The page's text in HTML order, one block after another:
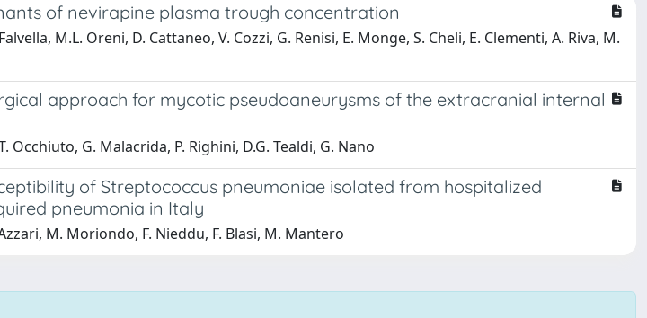
of nevirapine plasma trough concentration
M.L. Oreni, D. Cattaneo, V. Cozzi, G. Renisi, E. Monge, S. Cheli, E. Clementi, A. Riva, M.
approach for mycotic pseudoaneurysms of the extracranial internal
Occhiuto, G. Malacrida, P. Righini, D.G. Tealdi, G. Nano
of Streptococcus pneumoniae isolated from hospitalized
pneumonia in Italy
M. Moriondo, F. Nieddu, F. Blasi, M. Mantero